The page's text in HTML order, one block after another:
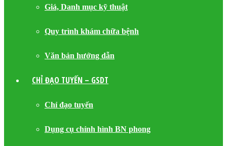
Giá, Danh mục kỹ thuật
Quy trình khám chữa bệnh
Văn bản hướng dẫn
CHỈ ĐẠO TUYẾN – GSDT
Chỉ đạo tuyến
Dụng cụ chỉnh hình BN phong